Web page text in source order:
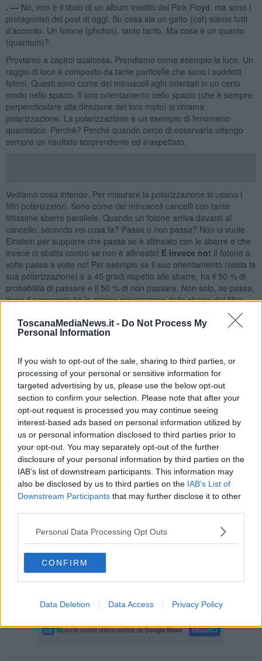
ToscanaMediaNews.it - Do Not Process My
Personal Information
If you wish to opt-out of the sale, sharing to third parties, or
processing of your personal or sensitive information for
targeted advertising by us, please use the below opt-out
section to confirm your selection. Please note that after your
opt-out request is processed you may continue seeing
interest-based ads based on personal information utilized by
us or personal information disclosed to third parties prior to
your opt-out. You may separately opt-out of the further
disclosure of your personal information by third parties on the
IAB’s list of downstream participants. This information may
also be disclosed by us to third parties on the IAB’s List of
Downstream Participants that may further disclose it to other
Personal Data Processing Opt Outs
CONFIRM
Data Deletion Data Access Privacy Policy
. — No, non è il titolo di un album inedito dei Pink Floyd, ma sono i
protagonisti del post di oggi. Su cosa sia un gatto (cat) siamo tutti
d’accordo. Un fotone (photon), tanto tanto. Ma cosa è un quanto
(quantum)?
Proviamo a capirci qualcosa. Prendiamo come esempio la luce. Un
raggio di luce è composto da tante particelle che sono i suddetti
fotoni. Questi sono come dei minuscoli aghi orientati in un certo
modo nello spazio. Il loro orientamento nello spazio (che è sempre
perpendicolare alla direzione del loro moto) si chiama
polarizzazione. La polarizzazione è un esempio di fenomeno
quantistico. Perché? Perché quando cerco di osservarla ottengo
sempre un risultato sorprendente ed inaspettato.
Vediamo cosa intendo. Per misurare la polarizzazione si usano i
filtri polarizzatori. Sono come dei minuscoli cancelli con tante
fittissime sbarre parallele. Quando un fotone arriva davanti al
cancello, secondo voi cosa fa? Passa o non passa? Non ci vuole
Einstein per supporre che passa se è allineato con le sbarre e che
invece ci sbatta contro se non è allineato! E invece no! Il fotone a
volte passa a volte no! Per esempio se il suo orientamento (ossia la
sua polarizzazione) è a 45 gradi rispetto alle sbarre, ha il 50 % di
probabilità di passare e il 50 % di non passare. Non solo, se passa,
dopo il passaggio ha la stessa orientazione delle sbarre del filtro.
Ma come ha fatto a passare se non era a allineato? E come mai
dopo lo è? E qui la mente creativa dei fisici ha risposto inventando
di volta in volta è del tutto casuale.
E' un po' come se il nostro amato/a fosse biondo e moro allo
stesso tempo! E ad ogni appuntamento lo vedessimo a
sorpresa ora biondo ora moro, in modo completamente
random.
Oppure come il famosogatto di Schrödinger(uno dei padri
fondatori della fisica quantistica),protagonista di un esperimento
quantistico in cui si è trovato ad essere mezzo vivo e mezzo morto,
o megliosia vivo che morto !!!(si tratta di un esperimento
mentale, niente paura!) E se non vi è chiaro come questo sia
possibile, non vi preoccupate, è un paradosso che assilla i fisici da
più di mezzo secolo! … E forse ora non siamo nemmeno più così
d’accordo su cosa sia un gatto: Se può essere vivo e morto
contemporaneamente, non si potrà certo dire che sia un essere
Nel frattempo consoliamoci godendoci lo spettacolo di come è finito
il Sig. Schrödinger quando il malcapitato felino ha intuito di essere
la cavia del macabro esperimento.